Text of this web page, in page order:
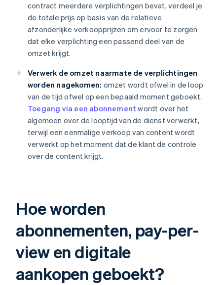
contract meerdere verplichtingen bevat, verdeel je
de totale prijs op basis van de relatieve
afzonderlijke verkoopprijzen om ervoor te zorgen
dat elke verplichting een passend deel van de
omzet krijgt.
Verwerk de omzet naarmate de verplichtingen
worden nagekomen: omzet wordt ofwel in de loop
van de tijd ofwel op een bepaald moment geboekt.
Toegang via een abonnement wordt over het
algemeen over de looptijd van de dienst verwerkt,
terwijl een eenmalige verkoop van content wordt
verwerkt op het moment dat de klant de controle
over de content krijgt.
Hoe worden
abonnementen, pay-per-
view en digitale
aankopen geboekt?